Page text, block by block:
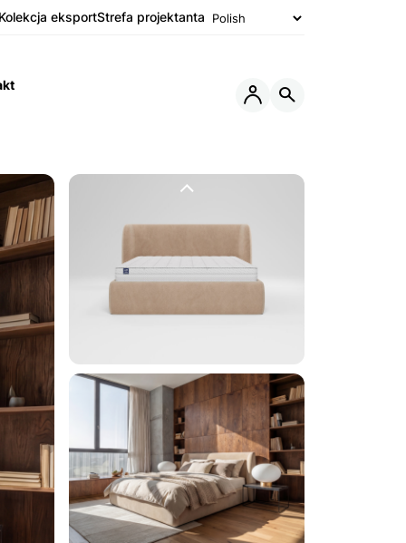
Kolekcja eksportStrefa projektanta
OtwórzOtwórz
Poprzedni